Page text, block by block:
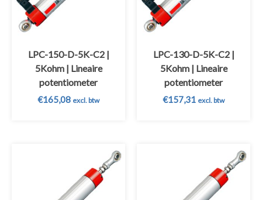
LPC-150-D-5K-C2 |
5Kohm | Lineaire
potentiometer
€165,08 excl. btw
LPC-130-D-5K-C2 |
5Kohm | Lineaire
potentiometer
€157,31 excl. btw